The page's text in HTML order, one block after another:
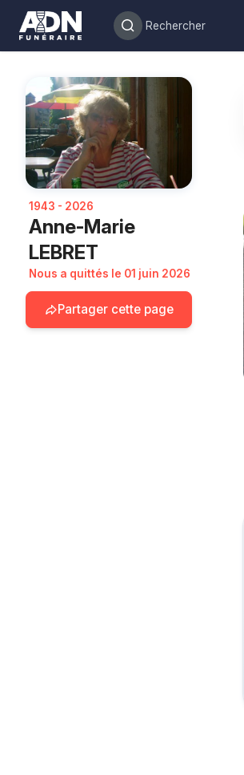
1943 - 2026
Anne-Marie
LEBRET
Nous a quittés le 01 juin 2026
Partager cette page